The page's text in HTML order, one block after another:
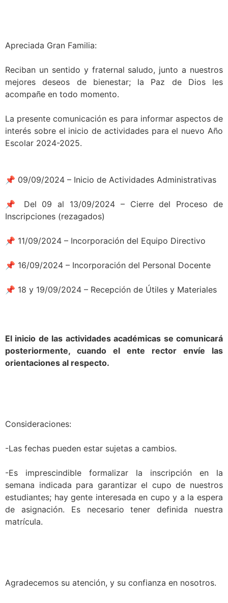
Apreciada Gran Familia:
Reciban un sentido y fraternal saludo, junto a nuestros
mejores deseos de bienestar; la Paz de Dios les
acompañe en todo momento.
La presente comunicación es para informar aspectos de
interés sobre el inicio de actividades para el nuevo Año
Escolar 2024-2025.
📌 09/09/2024 – Inicio de Actividades Administrativas
📌 Del 09 al 13/09/2024 – Cierre del Proceso de
Inscripciones (rezagados)
📌 11/09/2024 – Incorporación del Equipo Directivo
📌 16/09/2024 – Incorporación del Personal Docente
📌 18 y 19/09/2024 – Recepción de Útiles y Materiales
El inicio de las actividades académicas se comunicará
posteriormente, cuando el ente rector envíe las
orientaciones al respecto.
Consideraciones:
-Las fechas pueden estar sujetas a cambios.
-Es imprescindible formalizar la inscripción en la
semana indicada para garantizar el cupo de nuestros
estudiantes; hay gente interesada en cupo y a la espera
de asignación. Es necesario tener definida nuestra
matrícula.
Agradecemos su atención, y su confianza en nosotros.